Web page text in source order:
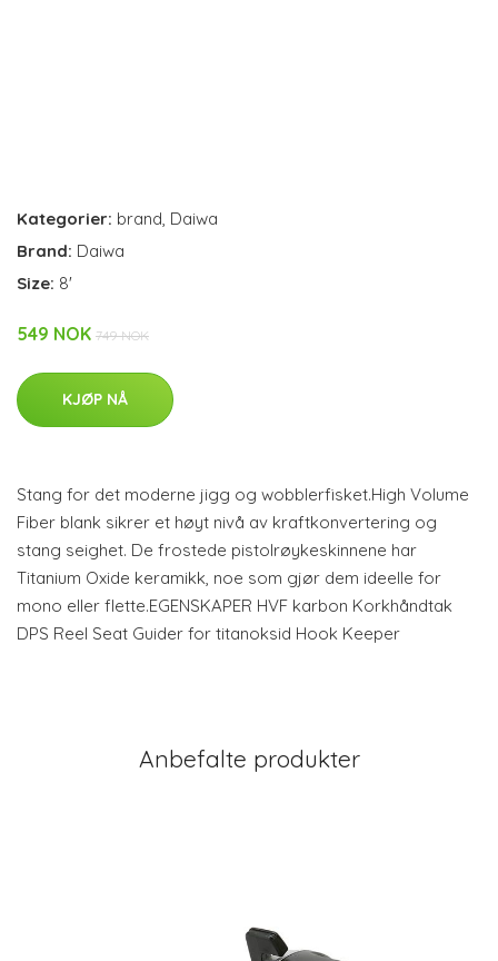
Kategorier: brand, Daiwa
Brand: Daiwa
Size: 8'
549 NOK 749 NOK
KJØP NÅ
Stang for det moderne jigg og wobblerfisket.High Volume
Fiber blank sikrer et høyt nivå av kraftkonvertering og
stang seighet. De frostede pistolrøykeskinnene har
Titanium Oxide keramikk, noe som gjør dem ideelle for
mono eller flette.EGENSKAPER HVF karbon Korkhåndtak
DPS Reel Seat Guider for titanoksid Hook Keeper
Anbefalte produkter